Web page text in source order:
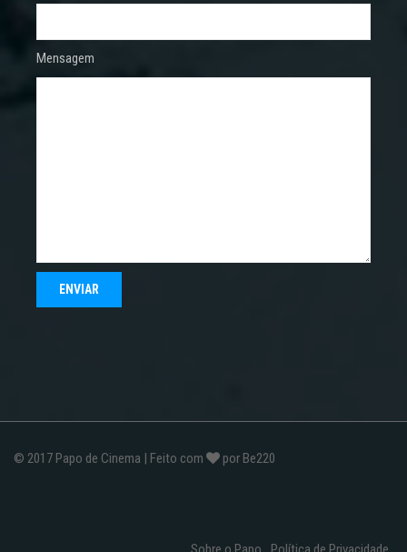
Mensagem
© 2017 Papo de Cinema | Feito com por Be220